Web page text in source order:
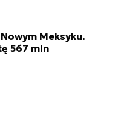
Meksyku.
567 mln